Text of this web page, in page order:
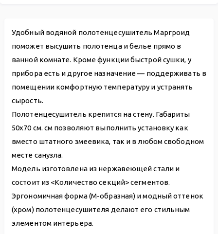
Удобный водяной полотенцесушитель Маргроид
поможет высушить полотенца и белье прямо в
ванной комнате. Кроме функции быстрой сушки, у
прибора есть и другое назначение — поддерживать в
помещении комфортную температуру и устранять
сырость.
Полотенцесушитель крепится на стену. Габариты
50х70 см. см позволяют выполнить установку как
вместо штатного змеевика, так и в любом свободном
месте санузла.
Модель изготовлена из нержавеющей стали и
состоит из <Количество секций> сегментов.
Эргономичная форма (М-образная) и модный оттенок
(хром) полотенцесушителя делают его стильным
элементом интерьера.